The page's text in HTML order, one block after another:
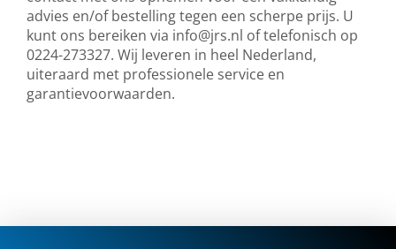
advies en/of bestelling tegen een scherpe prijs. U
kunt ons bereiken via info@jrs.nl of telefonisch op
0224-273327. Wij leveren in heel Nederland,
uiteraard met professionele service en
garantievoorwaarden.